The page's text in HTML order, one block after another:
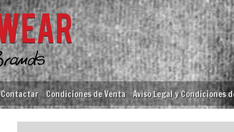
Contactar Condiciones de Venta Aviso Legal y Condiciones